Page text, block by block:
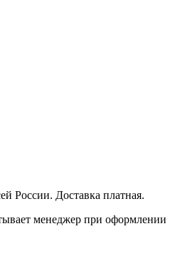
России. Доставка платная.
менеджер при оформлении